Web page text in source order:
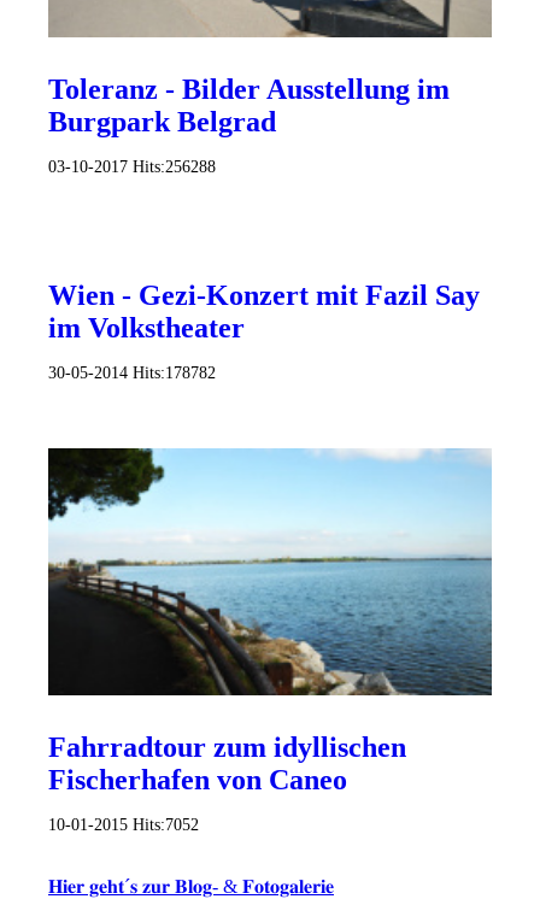
Toleranz - Bilder Ausstellung im
Burgpark Belgrad
03-10-2017 Hits:256288
Wien - Gezi-Konzert mit Fazil Say
im Volkstheater
30-05-2014 Hits:178782
Fahrradtour zum idyllischen
Fischerhafen von Caneo
10-01-2015 Hits:7052
𝐇𝐢𝐞𝐫 𝐠𝐞𝐡𝐭´𝐬 𝐳𝐮𝐫 𝐁𝐥𝐨𝐠- & 𝐅𝐨𝐭𝐨𝐠𝐚𝐥𝐞𝐫𝐢𝐞